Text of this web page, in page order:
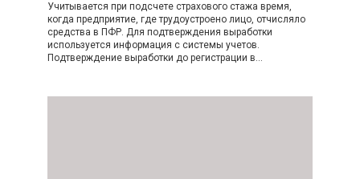
Учитывается при подсчете страхового стажа время,
когда предприятие, где трудоустроено лицо, отчисляло
средства в ПФР. Для подтверждения выработки
используется информация с системы учетов.
Подтверждение выработки до регистрации в…